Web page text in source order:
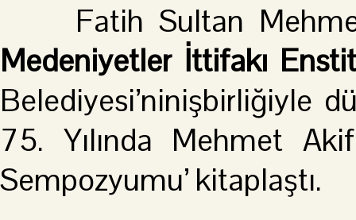
Fatih Sultan Mehmet
Medeniyetler İttifakı
Belediyesi’ninişbirliğiyle
75. Yılında Mehmet
Sempozyumu’ kitaplaştı.